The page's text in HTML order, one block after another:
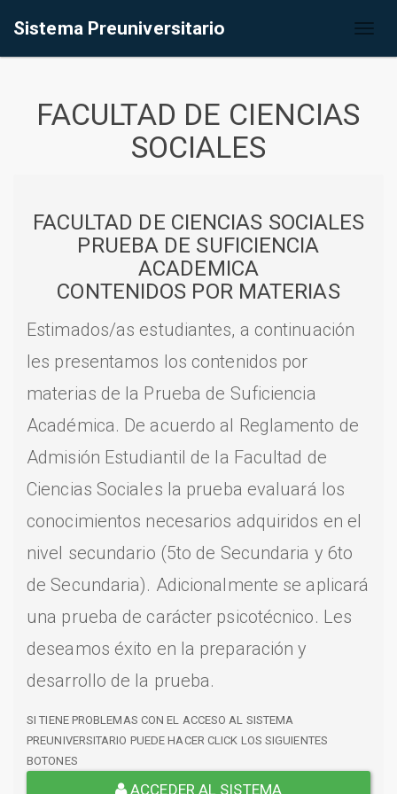
Sistema Preuniversitario
FACULTAD DE CIENCIAS
SOCIALES
FACULTAD DE CIENCIAS SOCIALES
PRUEBA DE SUFICIENCIA
ACADEMICA
CONTENIDOS POR MATERIAS
Estimados/as estudiantes, a continuación
les presentamos los contenidos por
materias de la Prueba de Suficiencia
Académica. De acuerdo al Reglamento de
Admisión Estudiantil de la Facultad de
Ciencias Sociales la prueba evaluará los
conocimientos necesarios adquiridos en el
nivel secundario (5to de Secundaria y 6to
de Secundaria). Adicionalmente se aplicará
una prueba de carácter psicotécnico. Les
deseamos éxito en la preparación y
desarrollo de la prueba.
SI TIENE PROBLEMAS CON EL ACCESO AL SISTEMA
PREUNIVERSITARIO PUEDE HACER CLICK LOS SIGUIENTES
BOTONES
ACCEDER AL SISTEMA